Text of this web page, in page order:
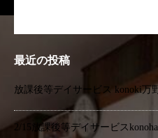
最近の投稿
放課後等デイサービス konoki万
2/15放課後等デイサービス